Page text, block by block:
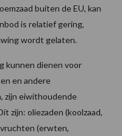
buiten de EU, kan
is relatief gering,
wordt gelaten.
kunnen dienen voor
en andere
zijn eiwithoudende
zijn: oliezaden (koolzaad,
(erwten,